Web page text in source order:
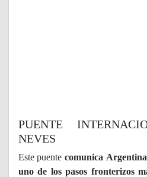
PUENTE
NEVES
Este puente comunica
uno de los pasos fronterizos